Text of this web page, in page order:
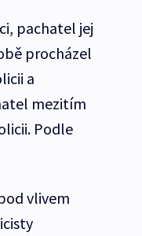
pachatel jej
procházel
a
mezitím
Podle
vlivem